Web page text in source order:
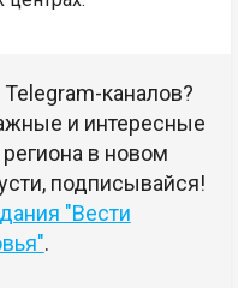
каналов?
и интересные
в новом
подписывайся!
"Вести
.